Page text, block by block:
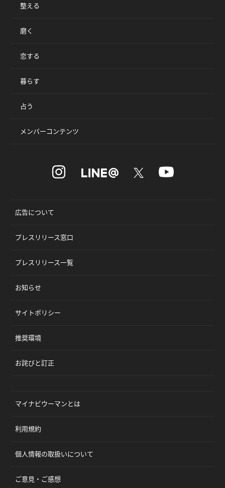
整える
磨く
恋する
暮らす
占う
メンバーコンテンツ
広告について
プレスリリース窓口
プレスリリース一覧
お知らせ
サイトポリシー
推奨環境
お詫びと訂正
マイナビウーマンとは
利用規約
個人情報の取扱いについて
ご意見・ご感想